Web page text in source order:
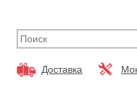
Доставка